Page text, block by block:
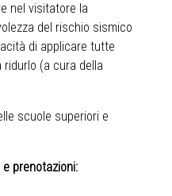
nel visitatore la
del rischio sismico
di applicare tutte
ridurlo (a cura della
scuole superiori e
prenotazioni: